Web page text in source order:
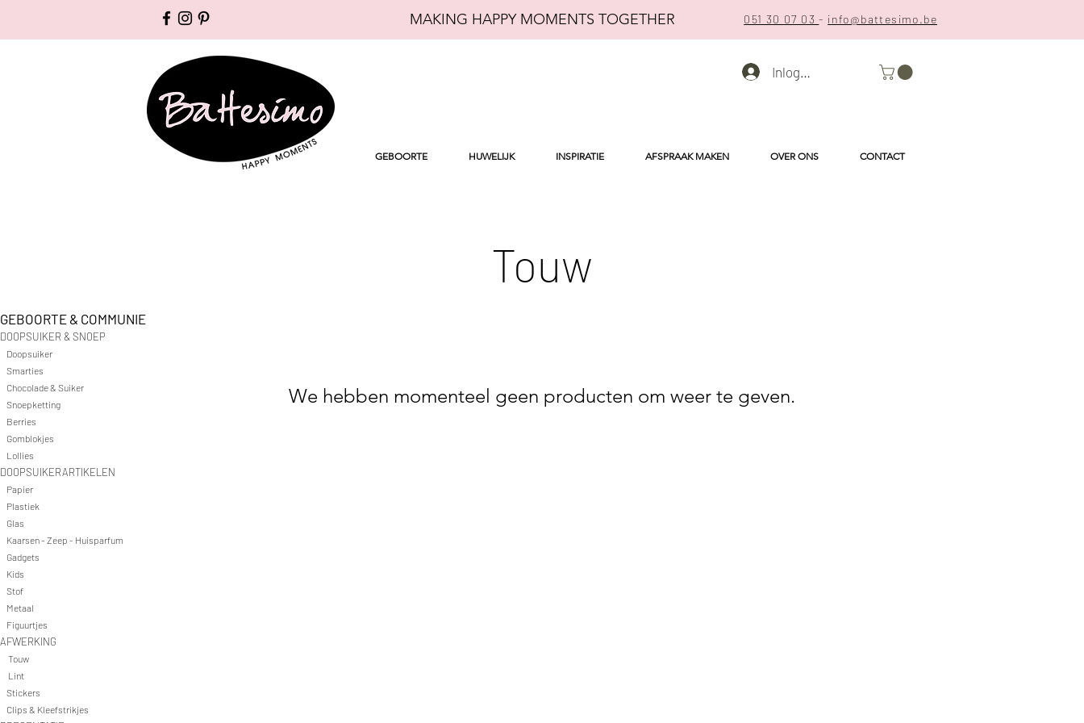
MAKING HAPPY MOMENTS TOGETHER 051 30 07 03- info@battesimo.be
Inloggen
GEBOORTE HUWELIJK INSPIRATIE AFSPRAAK MAKEN OVER ONS CONTACT
Touw
GEBOORTE & COMMUNIE
DOOPSUIKER & SNOEP
Doopsuiker
Smarties
Chocolade & Suiker
Snoepketting
Berries
Gomblokjes
Lollies
DOOPSUIKERARTIKELEN
Papier
Plastiek
Glas
Kaarsen - Zeep - Huisparfum
Gadgets
Kids
Stof
Metaal
Figuurtjes
AFWERKING
Touw
Lint
Stickers
Clips & Kleefstrikjes
We hebben momenteel geen producten om weer te geven.